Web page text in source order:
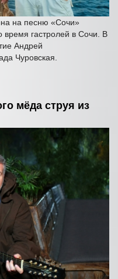
на песню «Сочи»
время гастролей в Сочи. В
Андрей
Чуровская.
мёда струя из